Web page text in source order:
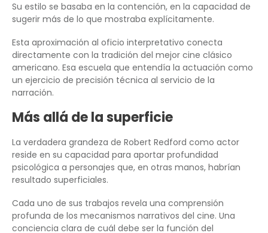
Su estilo se basaba en la contención, en la capacidad de
sugerir más de lo que mostraba explícitamente.
Esta aproximación al oficio interpretativo conecta
directamente con la tradición del mejor cine clásico
americano. Esa escuela que entendía la actuación como
un ejercicio de precisión técnica al servicio de la
narración.
Más allá de la superficie
La verdadera grandeza de Robert Redford como actor
reside en su capacidad para aportar profundidad
psicológica a personajes que, en otras manos, habrían
resultado superficiales.
Cada uno de sus trabajos revela una comprensión
profunda de los mecanismos narrativos del cine. Una
conciencia clara de cuál debe ser la función del